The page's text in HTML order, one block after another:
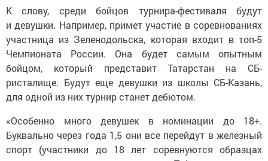
К слову, среди бойцов турнира-фестиваля будут
и девушки. Например, примет участие в соревнованиях
участница из Зеленодольска, которая входит в топ-5
Чемпионата России. Она будет самым опытным
бойцом, который представит Татарстан на СБ-
ристалище. Будут еще девушки из школы СБ-Казань,
для одной из них турнир станет дебютом.
«Особенно много девушек в номинации до 18+.
Буквально через года 1,5 они все перейдут в железный
спорт (участники до 18 лет соревнуются образцах